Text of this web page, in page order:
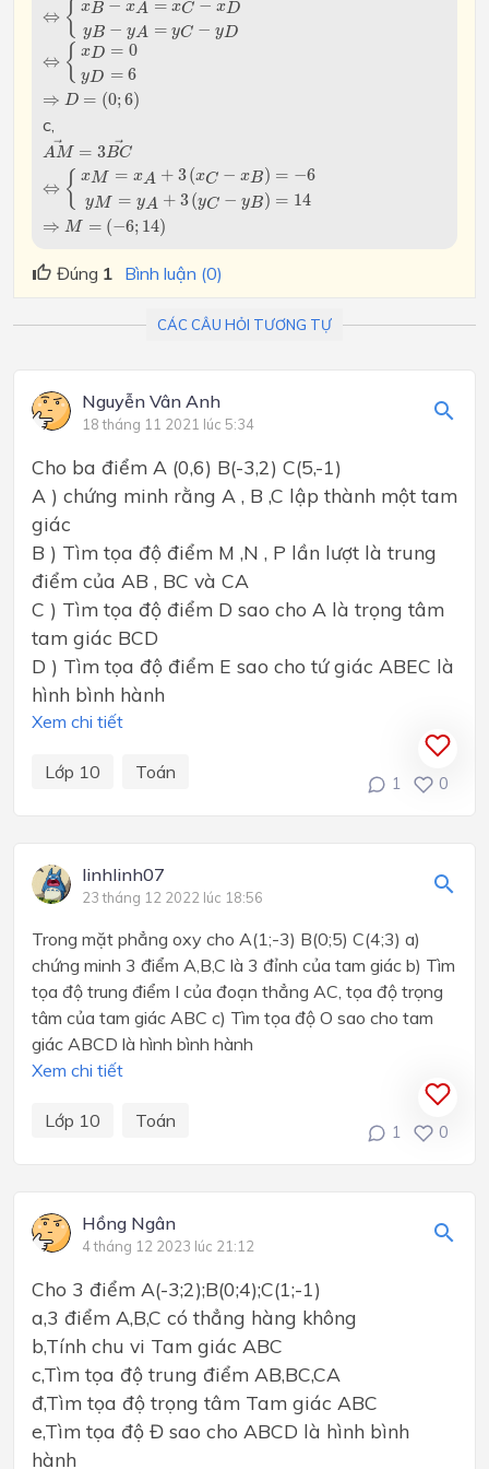
⇔ { xB − xA = xC − xD
yB − yA = yC − yD
⇔ { xD = 0
yD = 6
x D=0 D=6
⇒ D = (0;6)
⇒ D=(0 6)
c,
→
AM = 3 →
BC
⇔ { xM = xA + 3(xC − xB) = −6
yM = yA + 3(yC − yB) = 14
AM BC
⇒ M = (−6; 14)
⇒ M=( 6; 14
Đúng 1 Bình luận (0)
CÁC CÂU HỎI TƯƠNG TỰ
Nguyễn Vân Anh
18 tháng 11 2021 lúc 5:34
Cho ba điểm A (0,6) B(-3,2) C(5,-1)
A ) chứng minh rằng A , B ,C lập thành một tam
giác
B ) Tìm tọa độ điểm M ,N , P lần lượt là trung
điểm của AB , BC và CA
C ) Tìm tọa độ điểm D sao cho A là trọng tâm
tam giác BCD
D ) Tìm tọa độ điểm E sao cho tứ giác ABEC là
hình bình hành
Xem chi tiết
Lớp 10 Toán
1 0
linhlinh07
23 tháng 12 2022 lúc 18:56
Trong mặt phẳng oxy cho A(1;-3) B(0;5) C(4;3) a)
chứng minh 3 điểm A,B,C là 3 đỉnh của tam giác b) Tìm
tọa độ trung điểm I của đoạn thẳng AC, tọa độ trọng
tâm của tam giác ABC c) Tìm tọa độ O sao cho tam
giác ABCD là hình bình hành
Xem chi tiết
Lớp 10 Toán
1 0
Hồng Ngân
4 tháng 12 2023 lúc 21:12
Cho 3 điểm A(-3;2);B(0;4);C(1;-1)
a,3 điểm A,B,C có thẳng hàng không
b,Tính chu vi Tam giác ABC
c,Tìm tọa độ trung điểm AB,BC,CA
đ,Tìm tọa độ trọng tâm Tam giác ABC
e,Tìm tọa độ Đ sao cho ABCD là hình bình
hành